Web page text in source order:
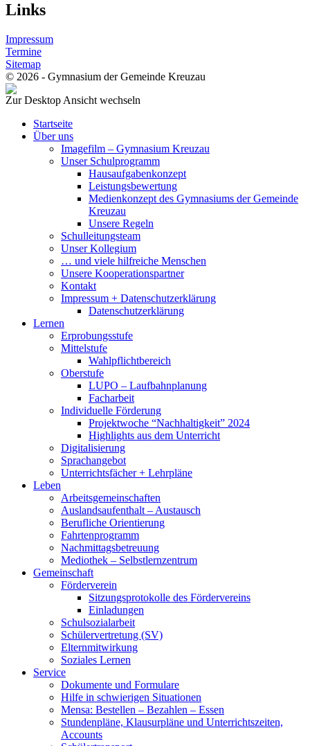
Links
Impressum
Termine
Sitemap
© 2026 - Gymnasium der Gemeinde Kreuzau
Zur Desktop Ansicht wechseln
Startseite
Über uns
Imagefilm – Gymnasium Kreuzau
Unser Schulprogramm
Hausaufgabenkonzept
Leistungsbewertung
Medienkonzept des Gymnasiums der Gemeinde
Kreuzau
Unsere Regeln
Schulleitungsteam
Unser Kollegium
… und viele hilfreiche Menschen
Unsere Kooperationspartner
Kontakt
Impressum + Datenschutzerklärung
Datenschutzerklärung
Lernen
Erprobungsstufe
Mittelstufe
Wahlpflichtbereich
Oberstufe
LUPO – Laufbahnplanung
Facharbeit
Individuelle Förderung
Projektwoche “Nachhaltigkeit” 2024
Highlights aus dem Unterricht
Digitalisierung
Sprachangebot
Unterrichtsfächer + Lehrpläne
Leben
Arbeitsgemeinschaften
Auslandsaufenthalt – Austausch
Berufliche Orientierung
Fahrtenprogramm
Nachmittagsbetreuung
Mediothek – Selbstlernzentrum
Gemeinschaft
Förderverein
Sitzungsprotokolle des Fördervereins
Einladungen
Schulsozialarbeit
Schülervertretung (SV)
Elternmitwirkung
Soziales Lernen
Service
Dokumente und Formulare
Hilfe in schwierigen Situationen
Mensa: Bestellen – Bezahlen – Essen
Stundenpläne, Klausurpläne und Unterrichtszeiten,
Accounts